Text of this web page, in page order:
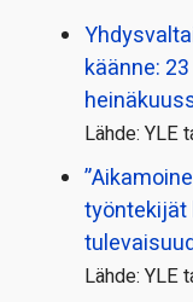
käänne:
Lähde: YLE
työntekijät
Lähde: YLE